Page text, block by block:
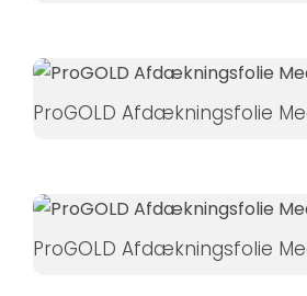
ProGOLD Afdækningsfolie
ProGOLD Afdækningsfolie
og
når du
øger du
for at se